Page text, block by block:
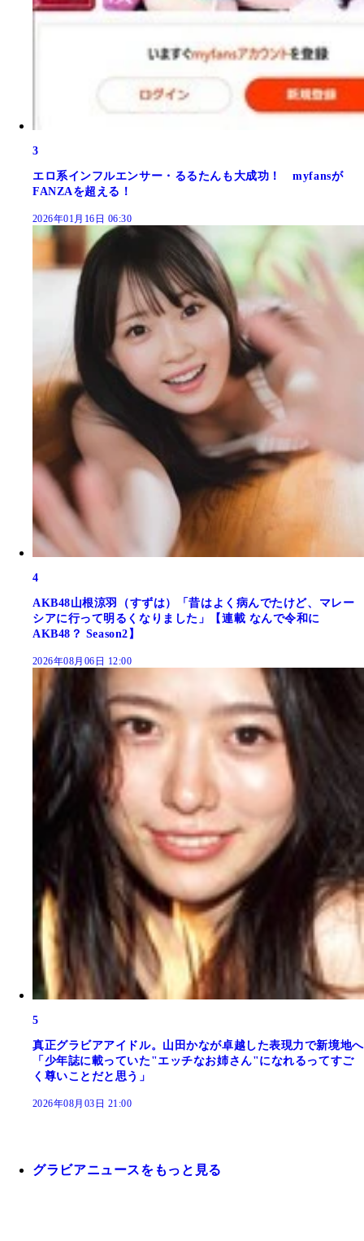
3
エロ系インフルエンサー・るるたんも大成功！ myfansが
FANZAを超える！
2026年01月16日 06:30
4
AKB48山根涼羽（すずは）「昔はよく病んでたけど、マレー
シアに行って明るくなりました」【連載 なんで令和に
AKB48？ Season2】
2026年08月06日 12:00
5
真正グラビアアイドル。山田かなが卓越した表現力で新境地へ
「少年誌に載っていた"エッチなお姉さん"になれるってすご
く尊いことだと思う」
2026年08月03日 21:00
グラビアニュースをもっと見る